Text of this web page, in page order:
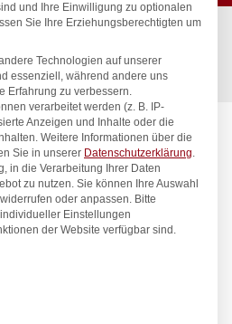
Suchen
Geräte für Profis
und Ihre Einwilligung zu optionalen
Sie Ihre Erziehungsberechtigten um
Technologien auf unserer
essenziell, während andere uns
Erfahrung zu verbessern.
verarbeitet werden (z. B. IP-
Anzeigen und Inhalte oder die
Weitere Informationen über die
Sie in unserer Datenschutzerklärung.
in die Verarbeitung Ihrer Daten
zu nutzen. Sie können Ihre Auswahl
widerrufen oder anpassen. Bitte
Einstellungen
der Website verfügbar sind.
Gruppen, für die eine